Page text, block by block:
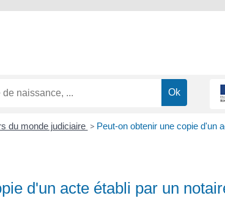
du monde judiciaire > Peut-on obtenir une copie d'un
d'un acte établi par un